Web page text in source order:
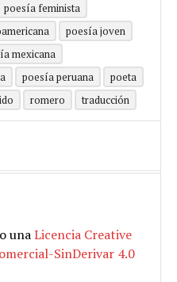
poesía feminista
poesía joven
mexicana
poesía peruana
poeta
romero traducción
unaLicencia Creative
SinDerivar 4.0